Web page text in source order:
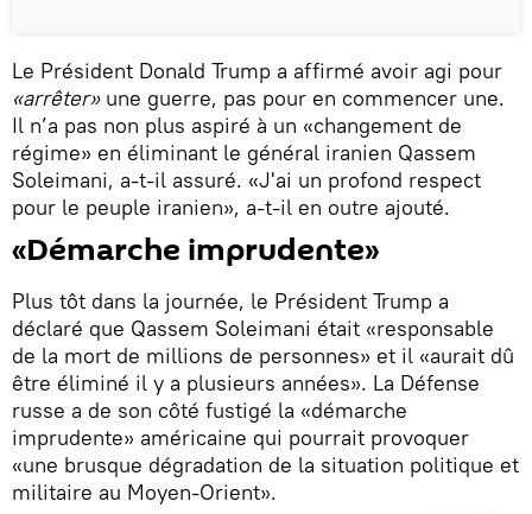
Le Président Donald Trump a affirmé avoir agi pour
«arrêter»une guerre, pas pour en commencer une.
Il n’a pas non plus aspiré à un «changement de
régime» en éliminant le général iranien Qassem
Soleimani, a-t-il assuré. «J'ai un profond respect
pour le peuple iranien», a-t-il en outre ajouté.
«Démarche imprudente»
Plus tôt dans la journée, le Président Trump a
déclaré que Qassem Soleimani était «responsable
de la mort de millions de personnes» et il «aurait dû
être éliminé il y a plusieurs années». La Défense
russe a de son côté fustigé la «démarche
imprudente» américaine qui pourrait provoquer
«une brusque dégradation de la situation politique et
militaire au Moyen-Orient».